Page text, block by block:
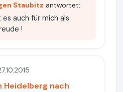
Staubitz antwortet:
auch für mich als
!
Heidelberg nach